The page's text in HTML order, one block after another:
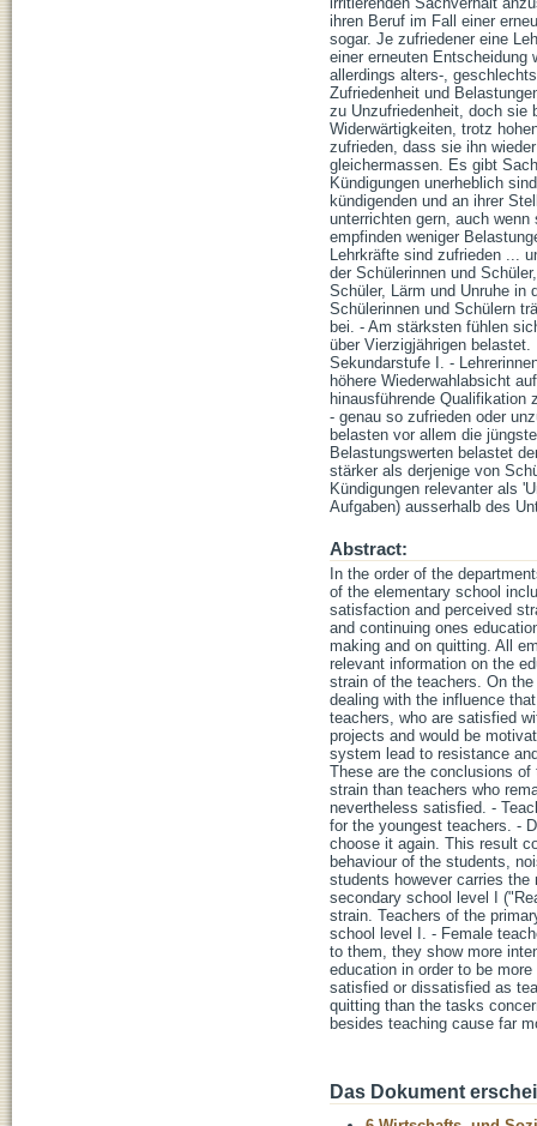
ihren Beruf im Fall einer
sogar. Je zufriedener eine
einer erneuten Entscheidung
allerdings alters-,
Zufriedenheit und
zu Unzufriedenheit, doch sie
Widerwärtigkeiten, trotz
zufrieden, dass sie ihn
gleichermassen. Es gibt
Kündigungen unerheblich
kündigenden und an ihrer
unterrichten gern, auch
empfinden weniger
Lehrkräfte sind zufrieden ...
der Schülerinnen und
Schüler, Lärm und Unruhe in
Schülerinnen und Schülern
bei. - Am stärksten fühlen
über Vierzigjährigen
Sekundarstufe I. -
höhere Wiederwahlabsicht
hinausführende Qualifikation
- genau so zufrieden oder
belasten vor allem die
Belastungswerten belastet
stärker als derjenige von
Kündigungen relevanter als
Aufgaben) ausserhalb des
Abstract:
In the order of the
of the elementary school
satisfaction and perceived
and continuing ones
making and on quitting. All
relevant information on the
strain of the teachers. On
dealing with the influence
teachers, who are satisfied
projects and would be
system lead to resistance
These are the conclusions
strain than teachers who
nevertheless satisfied. -
for the youngest teachers. -
choose it again. This result
behaviour of the students,
students however carries
secondary school level I
strain. Teachers of the
school level I. - Female
to them, they show more
education in order to be
satisfied or dissatisfied as
quitting than the tasks
besides teaching cause far
Das Dokument